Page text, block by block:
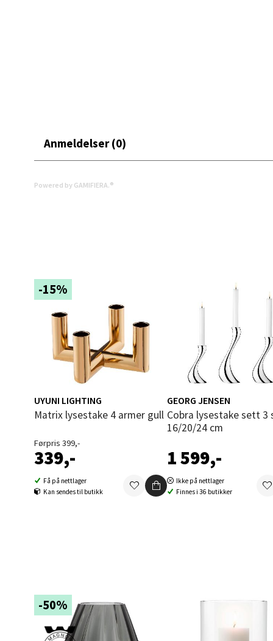
Anmeldelser (0)
Powered by GAMIFIERA.®
-15%
UYUNI LIGHTING
Matrix lysestake 4 armer gull
Førpris 399,-
339,-
Få på nettlager
Kan sendes til butikk
GEORG JENSEN
Cobra lysestake sett 3 stk
16/20/24 cm
1 599,-
Ikke på nettlager
Finnes i 36 butikker
-50%
Åpent
Åpent